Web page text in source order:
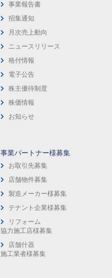
事業報告書
招集通知
月次売上動向
ニュースリリース
格付情報
電子公告
株主優待制度
株価情報
お知らせ
事業パートナー様募集
お取引先募集
店舗物件募集
製造メーカー様募集
テナント企業様募集
リフォーム
協力施工店様募集
店舗什器
施工業者様募集